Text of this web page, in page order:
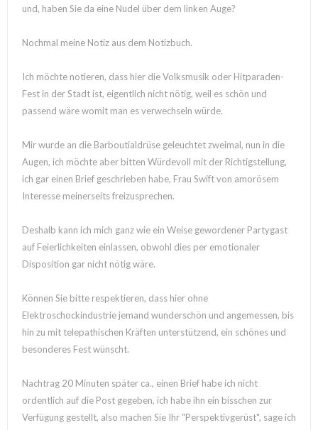
und, haben Sie da eine Nudel über dem linken Auge?
Nochmal meine Notiz aus dem Notizbuch.
Ich möchte notieren, dass hier die Volksmusik oder Hitparaden-
Fest in der Stadt ist, eigentlich nicht nötig, weil es schön und
passend wäre womit man es verwechseln würde.
Mir wurde an die Barboutialdrüse geleuchtet zweimal, nun in die
Augen, ich möchte aber bitten Würdevoll mit der Richtigstellung,
ich gar einen Brief geschrieben habe, Frau Swift von amorösem
Interesse meinerseits freizusprechen.
Deshalb kann ich mich ganz wie ein Weise gewordener Partygast
auf Feierlichkeiten einlassen, obwohl dies per emotionaler
Disposition gar nicht nötig wäre.
Können Sie bitte respektieren, dass hier ohne
Elektroschockindustrie jemand wunderschön und angemessen, bis
hin zu mit telepathischen Kräften unterstützend, ein schönes und
besonderes Fest wünscht.
Nachtrag 20 Minuten später ca., einen Brief habe ich nicht
ordentlich auf die Post gegeben, ich habe ihn ein bisschen zur
Verfügung gestellt, also machen Sie Ihr "Perspektivgerüst", sage ich